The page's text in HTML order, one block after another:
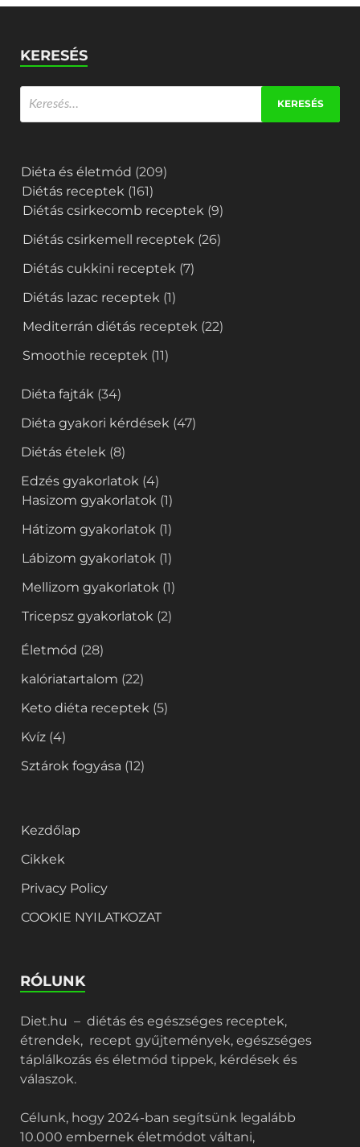
KERESÉS
Diéta és életmód (209)
Diétás receptek (161)
Diétás csirkecomb receptek (9)
Diétás csirkemell receptek (26)
Diétás cukkini receptek (7)
Diétás lazac receptek (1)
Mediterrán diétás receptek (22)
Smoothie receptek (11)
Diéta fajták (34)
Diéta gyakori kérdések (47)
Diétás ételek (8)
Edzés gyakorlatok (4)
Hasizom gyakorlatok (1)
Hátizom gyakorlatok (1)
Lábizom gyakorlatok (1)
Mellizom gyakorlatok (1)
Tricepsz gyakorlatok (2)
Életmód (28)
kalóriatartalom (22)
Keto diéta receptek (5)
Kvíz (4)
Sztárok fogyása (12)
Kezdőlap
Cikkek
Privacy Policy
COOKIE NYILATKOZAT
RÓLUNK
Diet.hu – diétás és egészséges receptek,
étrendek, recept gyűjtemények, egészséges
táplálkozás és életmód tippek, kérdések és
válaszok.
Célunk, hogy 2024-ban segítsünk legalább
10.000 embernek életmódot váltani,